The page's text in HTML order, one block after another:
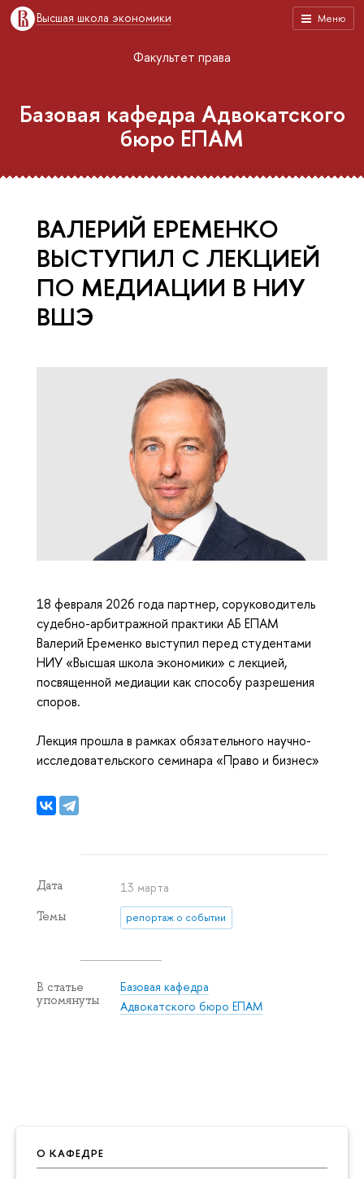
Меню
Высшая школа экономики
О КАФЕДРЕ
Факультет права
Базовая кафедра Адвокатского
бюро ЕПАМ
ВАЛЕРИЙ ЕРЕМЕНКО
ВЫСТУПИЛ С ЛЕКЦИЕЙ
ПО МЕДИАЦИИ В НИУ
ВШЭ
18 февраля 2026 года партнер, соруководитель
судебно-арбитражной практики АБ ЕПАМ
Валерий Еременко выступил перед студентами
НИУ «Высшая школа экономики» с лекцией,
посвященной медиации как способу разрешения
споров.
Лекция прошла в рамках обязательного научно-
исследовательского семинара «Право и бизнес»
Дата 13 марта
Темы репортаж о событии
В статье
упомянуты
Базовая кафедра
Адвокатского бюро ЕПАМ